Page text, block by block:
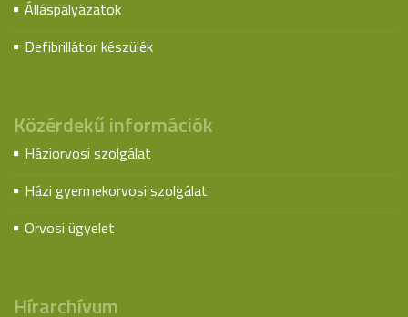
Álláspályázatok
Defibrillátor készülék
Közérdekű információk
Háziorvosi szolgálat
Házi gyermekorvosi szolgálat
Orvosi ügyelet
Hírarchívum